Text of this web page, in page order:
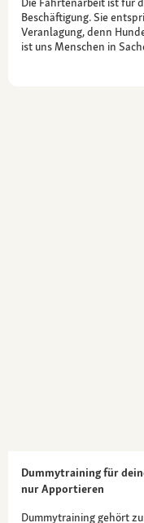
Beschäftigung. Sie
Veranlagung, denn
ist uns Menschen in
Dummytraining für
nur Apportieren
Dummytraining gehört